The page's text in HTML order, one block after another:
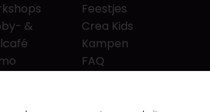
&
Feestjes
Crea Kids
Kampen
FAQ